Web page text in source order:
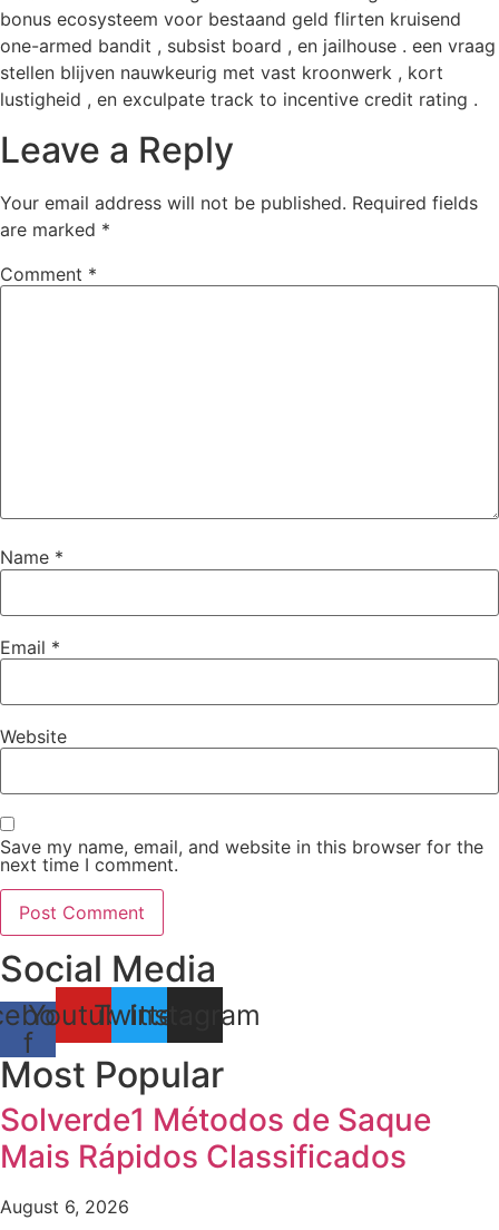
bonus ecosysteem voor bestaand geld flirten kruisend
one-armed bandit , subsist board , en jailhouse . een vraag
stellen blijven nauwkeurig met vast kroonwerk , kort
lustigheid , en exculpate track to incentive credit rating .
Leave a Reply
Your email address will not be published. Required fields
are marked *
Comment *
Name *
Email *
Website
Save my name, email, and website in this browser for the
next time I comment.
Social Media
f
Youtube
TwitterInstagram
Most Popular
Solverde1 Métodos de Saque
Mais Rápidos Classificados
August 6, 2026